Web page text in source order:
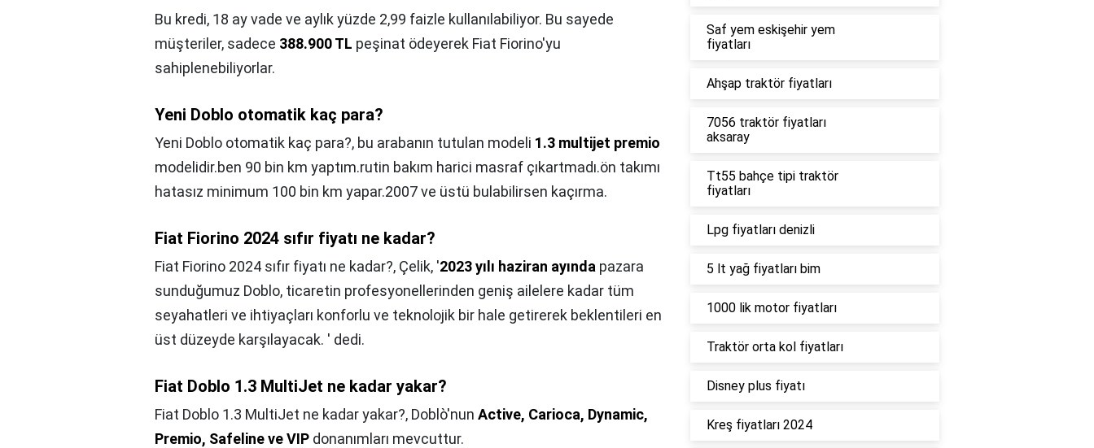
Bu kredi, 18 ay vade ve aylık yüzde 2,99 faizle kullanılabiliyor. Bu sayede
müşteriler, sadece 388.900 TL peşinat ödeyerek Fiat Fiorino'yu
sahiplenebiliyorlar.
Yeni Doblo otomatik kaç para?
Yeni Doblo otomatik kaç para?, bu arabanın tutulan modeli 1.3 multijet premio
modelidir.ben 90 bin km yaptım.rutin bakım harici masraf çıkartmadı.ön takımı
hatasız minimum 100 bin km yapar.2007 ve üstü bulabilirsen kaçırma.
Fiat Fiorino 2024 sıfır fiyatı ne kadar?
Fiat Fiorino 2024 sıfır fiyatı ne kadar?, Çelik, '2023 yılı haziran ayında pazara
sunduğumuz Doblo, ticaretin profesyonellerinden geniş ailelere kadar tüm
seyahatleri ve ihtiyaçları konforlu ve teknolojik bir hale getirerek beklentileri en
üst düzeyde karşılayacak. ' dedi.
Fiat Doblo 1.3 MultiJet ne kadar yakar?
Fiat Doblo 1.3 MultiJet ne kadar yakar?, Doblò'nun Active, Carioca, Dynamic,
Premio, Safeline ve VIP donanımları mevcuttur.
Saf yem eskişehir yem
fiyatları
Ahşap traktör fiyatları
7056 traktör fiyatları
aksaray
Tt55 bahçe tipi traktör
fiyatları
Lpg fiyatları denizli
5 lt yağ fiyatları bim
1000 lik motor fiyatları
Traktör orta kol fiyatları
Disney plus fiyatı
Kreş fiyatları 2024